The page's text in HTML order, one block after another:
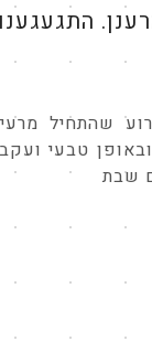
פילאטיס
חוזר!!!
איכותי
שהתחיל
טבעי
שבת